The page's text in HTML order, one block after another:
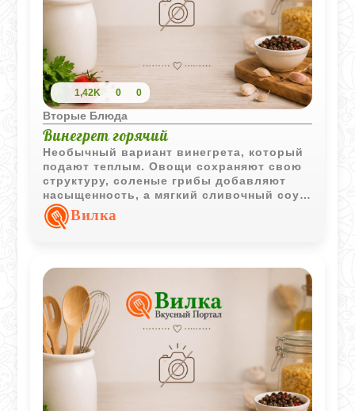
1,42K 0 0
Вторые Блюда
Винегрет горячий
Необычный вариант винегрета, который
подают теплым. Овощи сохраняют свою
структуру, соленые грибы добавляют
насыщенность, а мягкий сливочный соус
делает блюдо особенно уютным.
Вилка